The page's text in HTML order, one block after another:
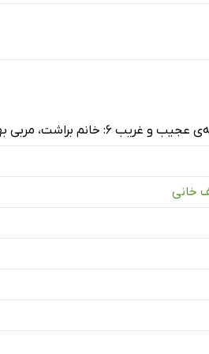
6: خانم براشت، مربی بهداشت
خانی